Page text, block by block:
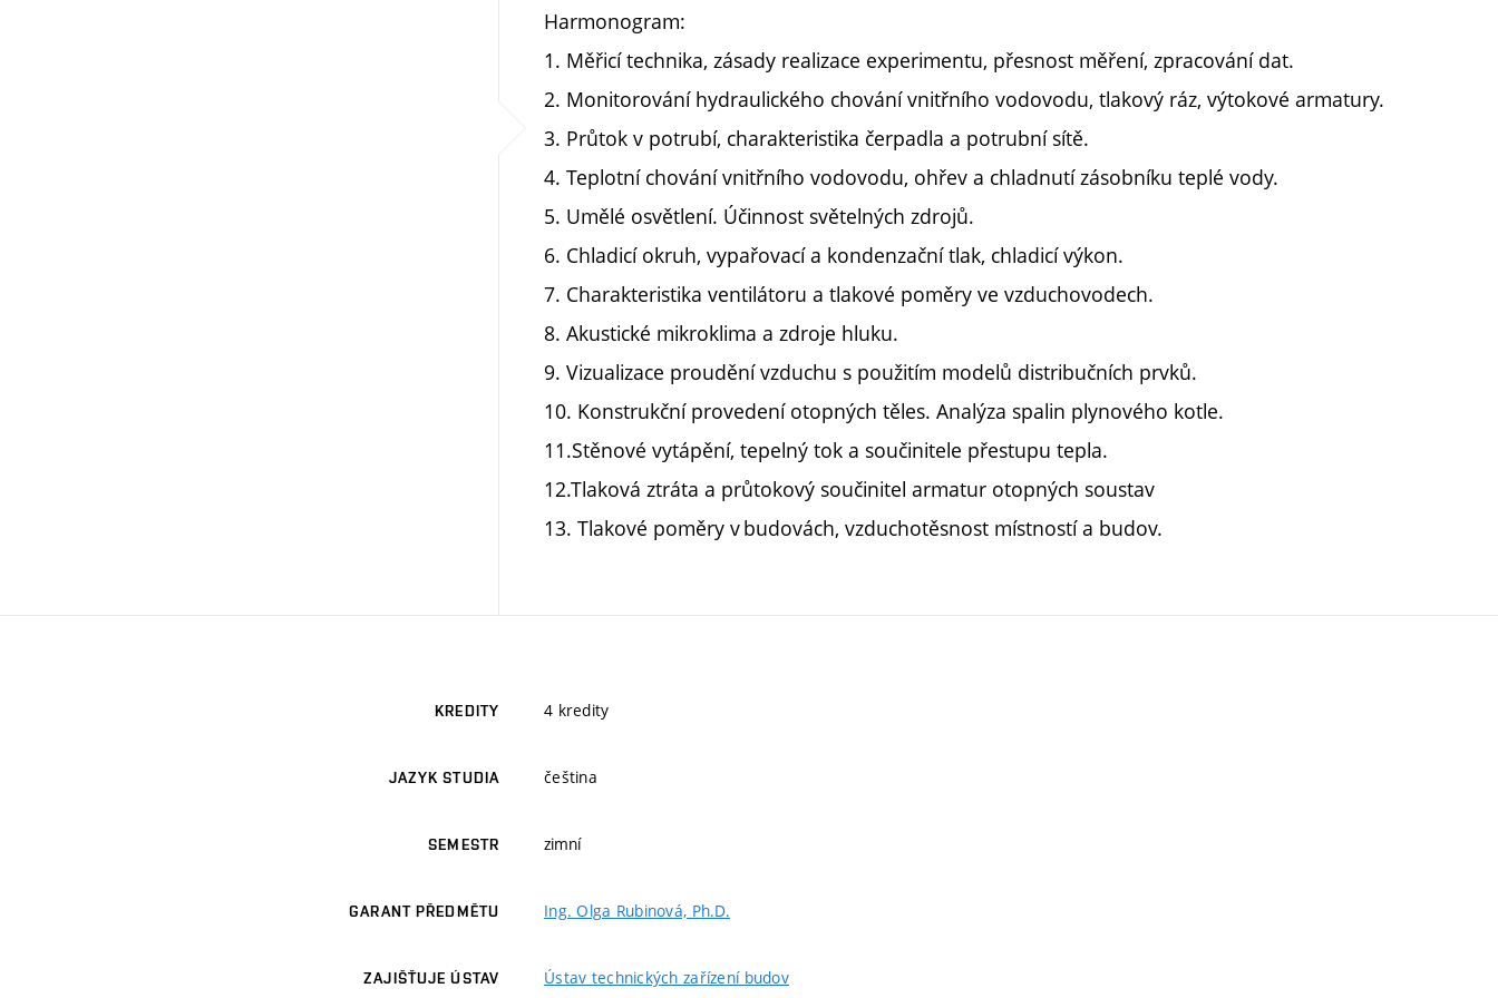
Harmonogram:
1. Měřicí technika, zásady realizace experimentu, přesnost měření, zpracování dat.
2. Monitorování hydraulického chování vnitřního vodovodu, tlakový ráz, výtokové armatury.
3. Průtok v potrubí, charakteristika čerpadla a potrubní sítě.
4. Teplotní chování vnitřního vodovodu, ohřev a chladnutí zásobníku teplé vody.
5. Umělé osvětlení. Účinnost světelných zdrojů.
6. Chladicí okruh, vypařovací a kondenzační tlak, chladicí výkon.
7. Charakteristika ventilátoru a tlakové poměry ve vzduchovodech.
8. Akustické mikroklima a zdroje hluku.
9. Vizualizace proudění vzduchu s použitím modelů distribučních prvků.
10. Konstrukční provedení otopných těles. Analýza spalin plynového kotle.
11.Stěnové vytápění, tepelný tok a součinitele přestupu tepla.
12.Tlaková ztráta a průtokový součinitel armatur otopných soustav
13. Tlakové poměry v budovách, vzduchotěsnost místností a budov.
KREDITY 4 kredity
JAZYK STUDIA čeština
SEMESTR zimní
GARANT PŘEDMĚTU Ing. Olga Rubinová, Ph.D.
ZAJIŠŤUJE ÚSTAV Ústav technických zařízení budov